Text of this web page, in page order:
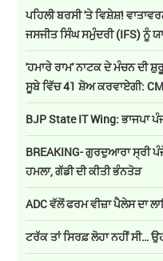
ਪਹਿਲੀ ਬਰਸੀ 'ਤੇ ਵਿਸ਼ੇਸ਼!
ਜਸਜੀਤ ਸਿੰਘ ਸਮੁੰਦਰੀ (IFS) ਨੂੰ
'ਹਮਾਰੇ ਰਾਮ' ਨਾਟਕ ਦੇ ਮੰਚਨ ਦੀ
ਸੂਬੇ ਵਿੱਚ 41 ਸ਼ੋਅ ਕਰਵਾਏਗੀ:
BJP State IT Wing: ਭਾਜਪਾ
BREAKING- ਗੁਰਦੁਆਰਾ ਸ੍ਰੀ
ਹਮਲਾ, ਗੱਡੀ ਦੀ ਕੀਤੀ ਭੰਨਤੋੜ
ADC ਵੱਲੋਂ ਫਰਮ ਵੀਜ਼ਾ ਪੈਲੇਸ ਦਾ
ਟਰੱਕ ਤਾਂ ਸਿਰਫ਼ ਲੋਹਾ ਨਹੀਂ ਸੀ…